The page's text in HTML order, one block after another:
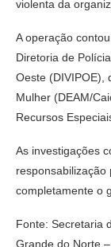
violenta da
A operação
Diretoria de
Oeste (DIVIPOE),
Mulher (DEAM/
Recursos
As investigações
responsabilização
completamente o
Fonte: Secretaria
Grande do Norte